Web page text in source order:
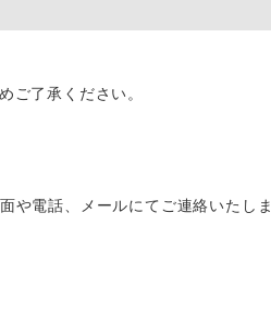
ご了承ください。
や電話、メールにてご連絡いたしま
くこと